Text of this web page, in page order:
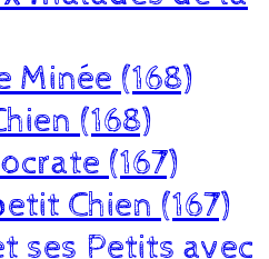
Minée (168)
(168)
(167)
Chien (167)
ses Petits avec